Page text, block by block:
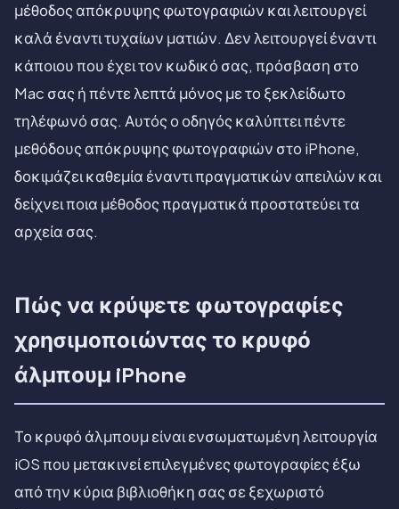
μέθοδος απόκρυψης φωτογραφιών και λειτουργεί
καλά έναντι τυχαίων ματιών. Δεν λειτουργεί έναντι
κάποιου που έχει τον κωδικό σας, πρόσβαση στο
Mac σας ή πέντε λεπτά μόνος με το ξεκλείδωτο
τηλέφωνό σας. Αυτός ο οδηγός καλύπτει πέντε
μεθόδους απόκρυψης φωτογραφιών στο iPhone,
δοκιμάζει καθεμία έναντι πραγματικών απειλών και
δείχνει ποια μέθοδος πραγματικά προστατεύει τα
αρχεία σας.
Πώς να κρύψετε φωτογραφίες
χρησιμοποιώντας το κρυφό
άλμπουμ iPhone
Το κρυφό άλμπουμ είναι ενσωματωμένη λειτουργία
iOS που μετακινεί επιλεγμένες φωτογραφίες έξω
από την κύρια βιβλιοθήκη σας σε ξεχωριστό